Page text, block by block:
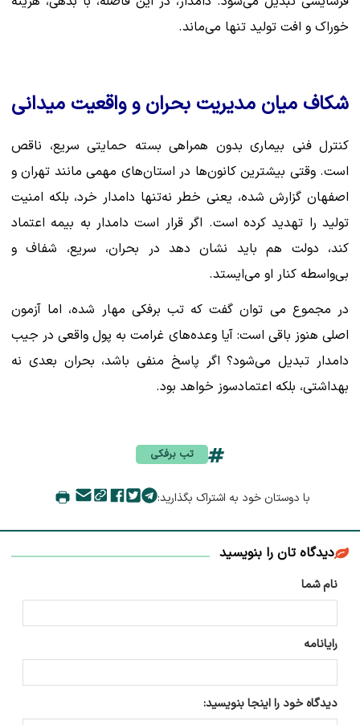
خوراک و افت تولید تنها می‌ماند.
شکاف میان مدیریت بحران و واقعیت میدانی
کنترل فنی بیماری بدون همراهی بسته حمایتی سریع، ناقص
است. وقتی بیشترین کانون‌ها در استان‌های مهمی مانند تهران و
اصفهان گزارش شده، یعنی خطر نه‌تنها دامدار خرد، بلکه امنیت
تولید را تهدید کرده است. اگر قرار است دامدار به بیمه اعتماد
کند، دولت هم باید نشان دهد در بحران، سریع، شفاف و
بی‌واسطه کنار او می‌ایستد.
در مجموع می توان گفت که تب برفکی مهار شده، اما آزمون
اصلی هنوز باقی است: آیا وعده‌های غرامت به پول واقعی در جیب
دامدار تبدیل می‌شود؟ اگر پاسخ منفی باشد، بحران بعدی نه
بهداشتی، بلکه اعتمادسوز خواهد بود.
تب برفکی
با دوستان خود به اشتراک بگذارید:
دیدگاه تان را بنویسید
نام شما
رایانامه
دیدگاه خود را اینجا بنویسید: